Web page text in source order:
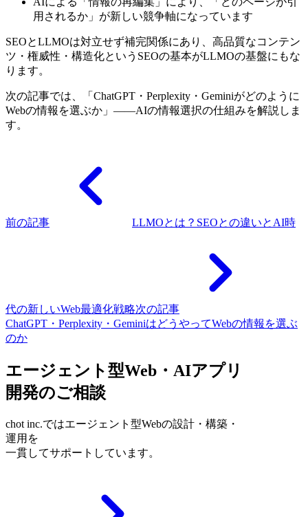
用されるか」が新しい競争軸になっています
SEOとLLMOは対立せず補完関係にあり、高品質なコンテン
ツ・権威性・構造化というSEOの基本がLLMOの基盤にもな
ります。
次の記事では、「ChatGPT・Perplexity・Geminiがどのように
Webの情報を選ぶか」——AIの情報選択の仕組みを解説しま
す。
前の記事 LLMOとは？SEOとの違いとAI時
代の新しいWeb最適化戦略次の記事
ChatGPT・Perplexity・GeminiはどうやってWebの情報を選ぶ
のか
エージェント型Web・AIアプリ
開発のご相談
chot inc.ではエージェント型Webの設計・構築・
運用を
一貫してサポートしています。